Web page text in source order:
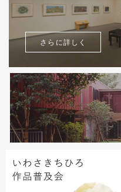
さらに詳しく